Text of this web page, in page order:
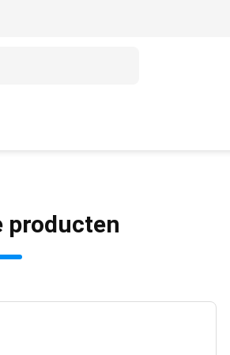
producten